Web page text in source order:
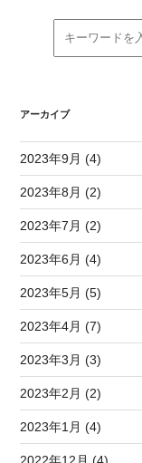
アーカイブ
2023年9月 (4)
2023年8月 (2)
2023年7月 (2)
2023年6月 (4)
2023年5月 (5)
2023年4月 (7)
2023年3月 (3)
2023年2月 (2)
2023年1月 (4)